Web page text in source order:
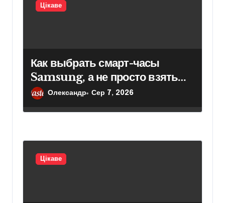
Цікаве
Как выбрать смарт-часы
Samsung, а не просто взять
модель подороже
Олександр Сер 7, 2026
Цікаве